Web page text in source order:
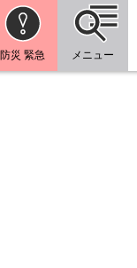
防災 緊急 メニュー